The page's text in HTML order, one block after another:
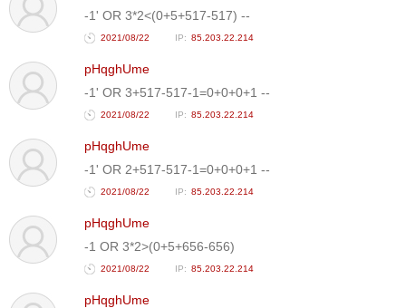
-1' OR 3*2<(0+5+517-517) --
2021/08/22 85.203.22.214
pHqghUme
-1' OR 3+517-517-1=0+0+0+1 --
2021/08/22 85.203.22.214
pHqghUme
-1' OR 2+517-517-1=0+0+0+1 --
2021/08/22 85.203.22.214
pHqghUme
-1 OR 3*2>(0+5+656-656)
2021/08/22 85.203.22.214
pHqghUme